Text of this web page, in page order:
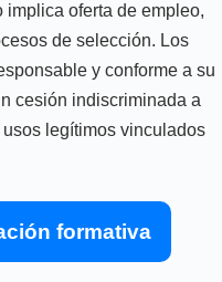
implica oferta de empleo,
de selección. Los
y conforme a su
cesión indiscriminada a
legítimos vinculados
formativa